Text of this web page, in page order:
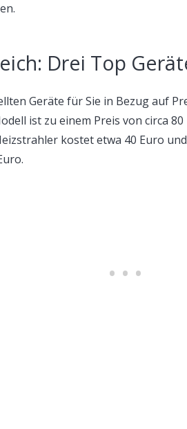
Drei Top
Geräte für Sie in Bezug auf
ist zu einem Preis von circa
kostet etwa 40 Euro